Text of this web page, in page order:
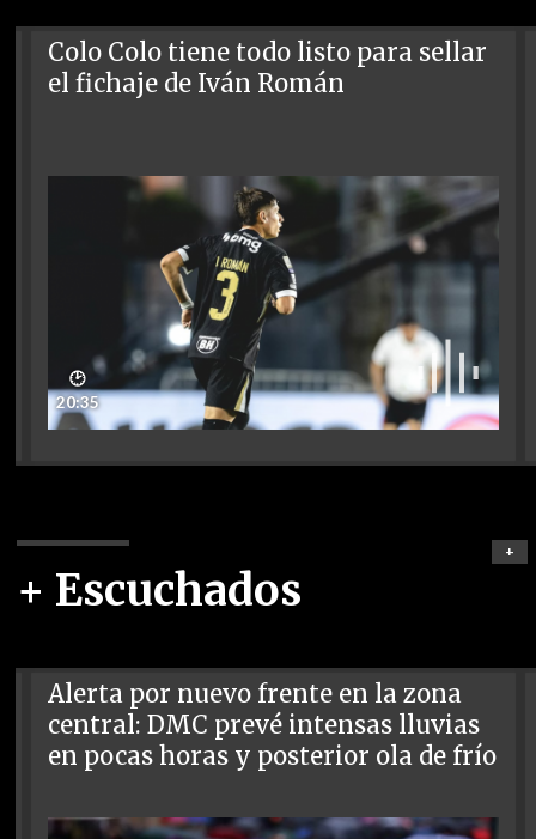
Colo Colo tiene todo listo para sellar
el fichaje de Iván Román
🕑
20:35
+ Escuchados
+
Alerta por nuevo frente en la zona
central: DMC prevé intensas lluvias
en pocas horas y posterior ola de frío